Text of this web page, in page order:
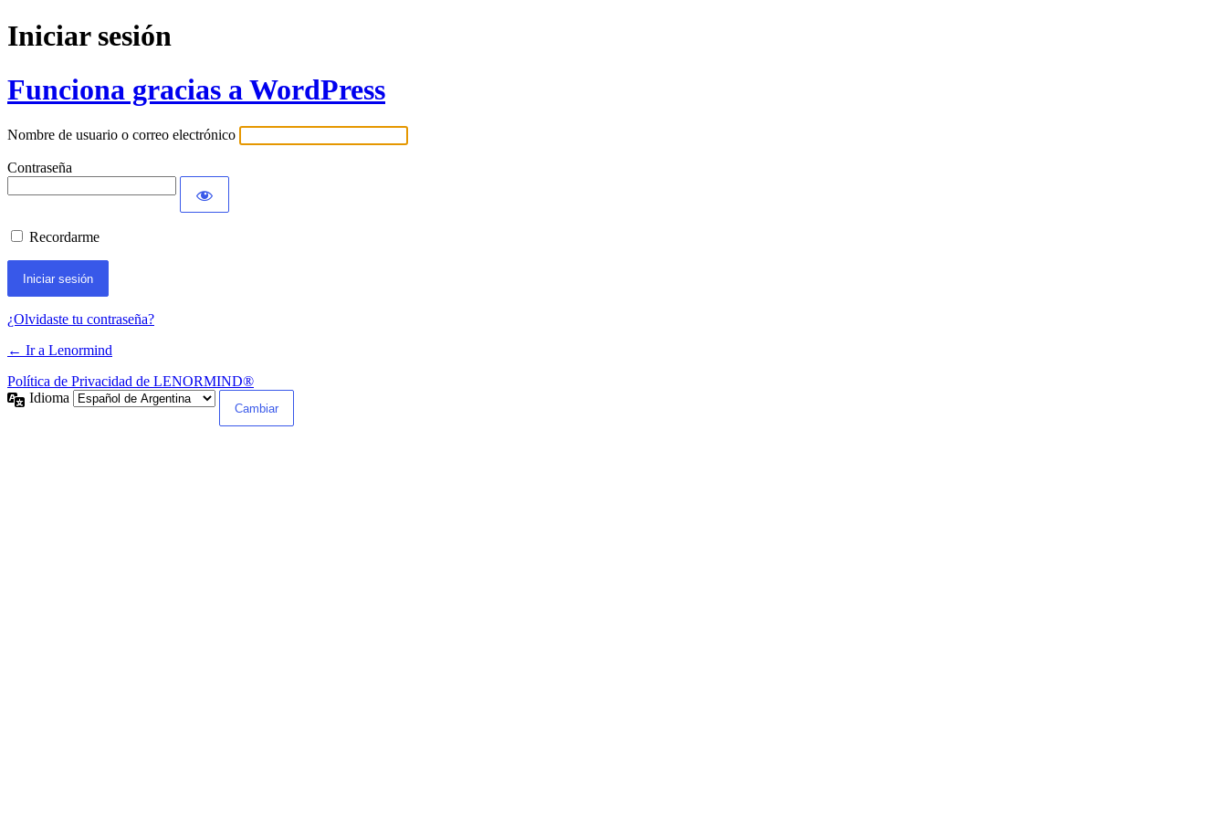
Iniciar sesión
Funciona gracias a WordPress
Nombre de usuario o correo electrónico
Contraseña
Recordarme
¿Olvidaste tu contraseña?
← Ir a Lenormind
Política de Privacidad de LENORMIND®
Idioma